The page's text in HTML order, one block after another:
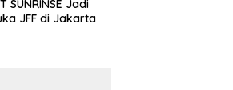
SUNRINSE Jadi
JFF di Jakarta